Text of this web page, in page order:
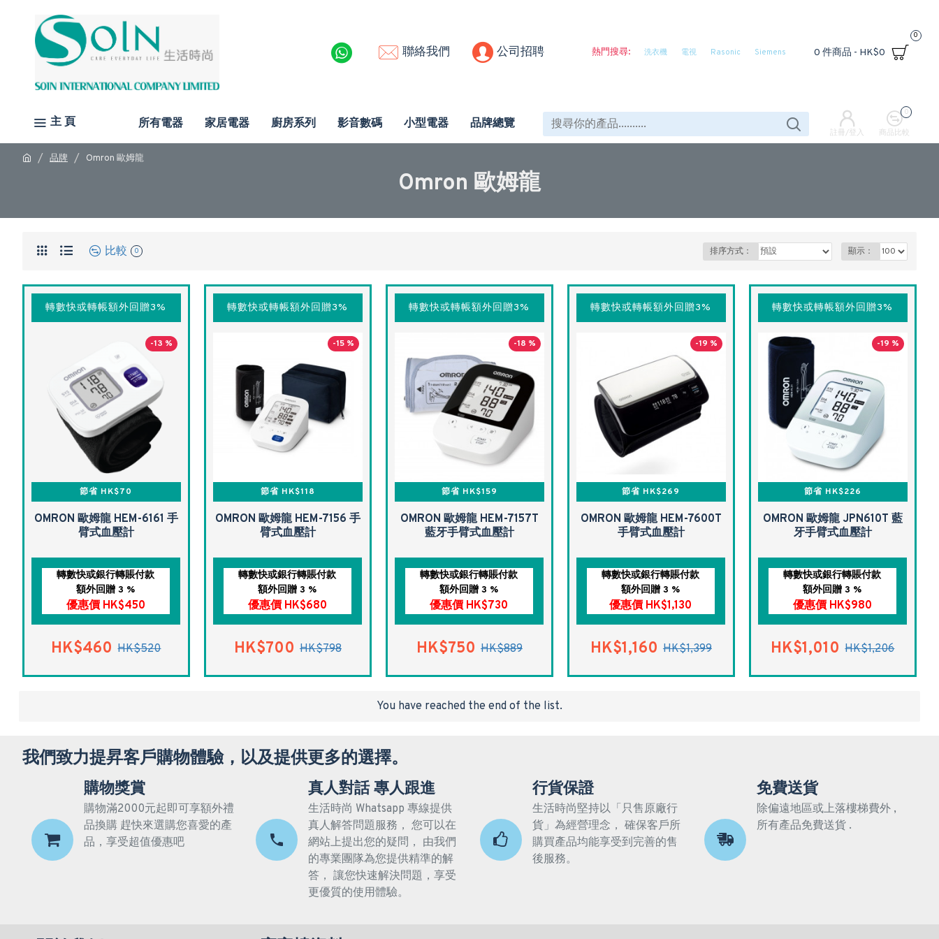
聯絡我們 公司招聘 熱門搜尋: 洗衣機 電視 Rasonic Siemens 0 件商品 - HK$0
0
主 頁 所有電器 家居電器 廚房系列 影音數碼 小型電器 品牌總覽
註冊/登入 商品比較
0
品牌 Omron 歐姆龍
Omron 歐姆龍
比較 0 排序方式： 顯示：
轉數快或轉帳額外回贈3%
-13 %
節省 HK$70
OMRON 歐姆龍 HEM-6161 手
臂式血壓計
轉數快或銀行轉賬付款
額外回贈 3 %
優惠價 HK$450
HK$460 HK$520
轉數快或轉帳額外回贈3%
-15 %
節省 HK$118
OMRON 歐姆龍 HEM-7156 手
臂式血壓計
轉數快或銀行轉賬付款
額外回贈 3 %
優惠價 HK$680
HK$700 HK$798
轉數快或轉帳額外回贈3%
-18 %
節省 HK$159
OMRON 歐姆龍 HEM-7157T
藍牙手臂式血壓計
轉數快或銀行轉賬付款
額外回贈 3 %
優惠價 HK$730
HK$750 HK$889
轉數快或轉帳額外回贈3%
-19 %
節省 HK$269
OMRON 歐姆龍 HEM-7600T
手臂式血壓計
轉數快或銀行轉賬付款
額外回贈 3 %
優惠價 HK$1,130
HK$1,160 HK$1,399
轉數快或轉帳額外回贈3%
-19 %
節省 HK$226
OMRON 歐姆龍 JPN610T 藍
牙手臂式血壓計
轉數快或銀行轉賬付款
額外回贈 3 %
優惠價 HK$980
HK$1,010 HK$1,206
You have reached the end of the list.
我們致力提昇客戶購物體驗，以及提供更多的選擇。
購物獎賞
購物滿2000元起即可享額外禮
品換購 趕快來選購您喜愛的產
品，享受超值優惠吧
真人對話 專人跟進
生活時尚 Whatsapp 專線提供
真人解答問題服務， 您可以在
網站上提出您的疑問， 由我們
的專業團隊為您提供精準的解
答， 讓您快速解決問題，享受
更優質的使用體驗。
行貨保證
生活時尚堅持以「只售原廠行
貨」為經營理念， 確保客戶所
購買產品均能享受到完善的售
後服務。
免費送貨
除偏遠地區或上落樓梯費外 ,
所有產品免費送貨 .